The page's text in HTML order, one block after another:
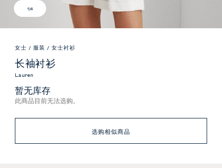
1|4
女士 / 服装 / 女士衬衫
长袖衬衫
Lauren
暂无库存
此商品目前无法选购。
选购相似商品